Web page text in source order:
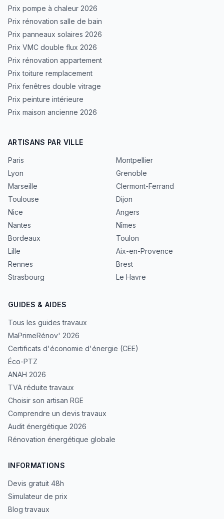
Prix pompe à chaleur 2026
Prix rénovation salle de bain
Prix panneaux solaires 2026
Prix VMC double flux 2026
Prix rénovation appartement
Prix toiture remplacement
Prix fenêtres double vitrage
Prix peinture intérieure
Prix maison ancienne 2026
ARTISANS PAR VILLE
Paris
Lyon
Marseille
Toulouse
Nice
Nantes
Bordeaux
Lille
Rennes
Strasbourg
Montpellier
Grenoble
Clermont-Ferrand
Dijon
Angers
Nîmes
Toulon
Aix-en-Provence
Brest
Le Havre
GUIDES & AIDES
Tous les guides travaux
MaPrimeRénov' 2026
Certificats d'économie d'énergie (CEE)
Éco-PTZ
ANAH 2026
TVA réduite travaux
Choisir son artisan RGE
Comprendre un devis travaux
Audit énergétique 2026
Rénovation énergétique globale
INFORMATIONS
Devis gratuit 48h
Simulateur de prix
Blog travaux